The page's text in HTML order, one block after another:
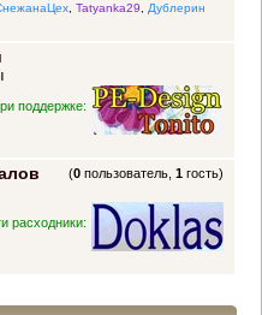
, Tatyanka29, Дублерин
поддержке:
(0 пользователь,1 гость)
расходники: